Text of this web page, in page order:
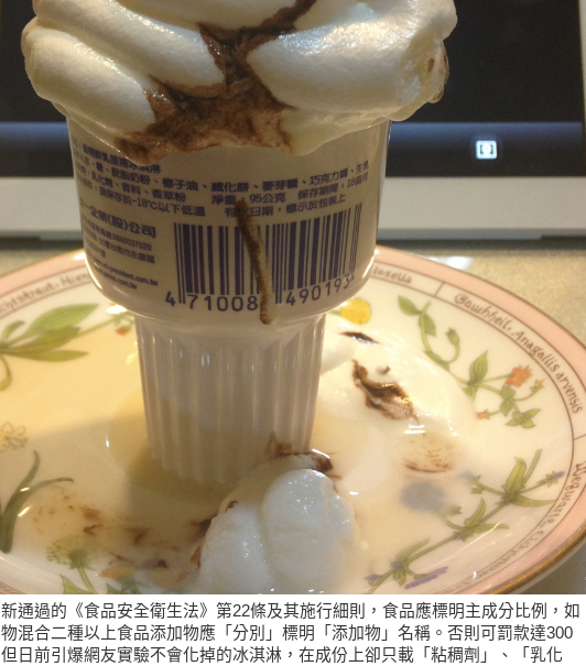
通過的《食品安全衛生法》第22條及其施行細則，食品應標明主成分比例，如
混合二種以上食品添加物應「分別」標明「添加物」名稱。否則可罰款達300
日前引爆網友實驗不會化掉的冰淇淋，在成份上卻只載「粘稠劑」、「乳化